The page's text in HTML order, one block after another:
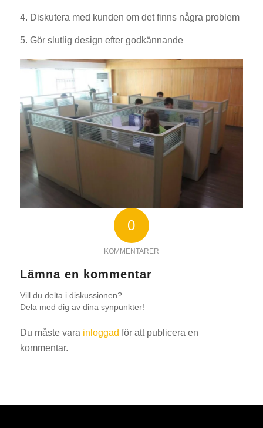
4. Diskutera med kunden om det finns några problem
5. Gör slutlig design efter godkännande
0
KOMMENTARER
Lämna en kommentar
Vill du delta i diskussionen?
Dela med dig av dina synpunkter!
Du måste vara inloggad för att publicera en
kommentar.